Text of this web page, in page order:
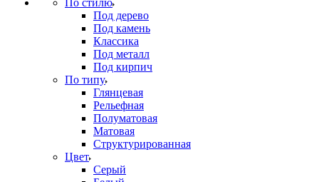
По стилю
Под дерево
Под камень
Классика
Под металл
Под кирпич
По типу
Глянцевая
Рельефная
Полуматовая
Матовая
Структурированная
Цвет
Серый